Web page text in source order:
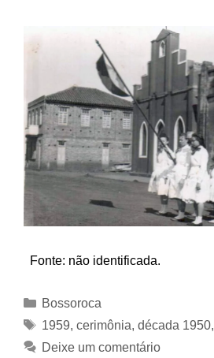
Fonte: não identificada.
Categorias
Bossoroca
Tags
1959, cerimônia, década 1950,
Deixe um comentário